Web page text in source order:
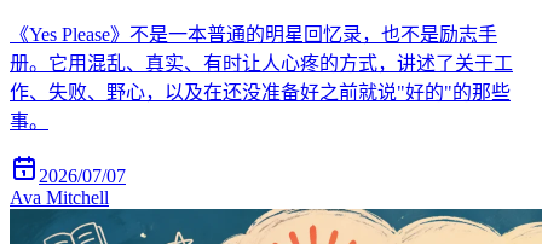
《Yes Please》不是一本普通的明星回忆录，也不是励志手
册。它用混乱、真实、有时让人心疼的方式，讲述了关于工
作、失败、野心，以及在还没准备好之前就说"好的"的那些
事。
2026/07/07
Ava Mitchell